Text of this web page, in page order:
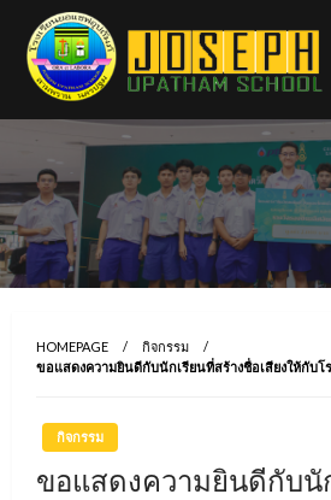
content
HOMEPAGE
กิจกรรม
ขอแสดงความยินดีกับนักเรียนที่สร้างชื่อเสียงให้กับโ
กิจกรรม
ขอแสดงความยินดีกับนั